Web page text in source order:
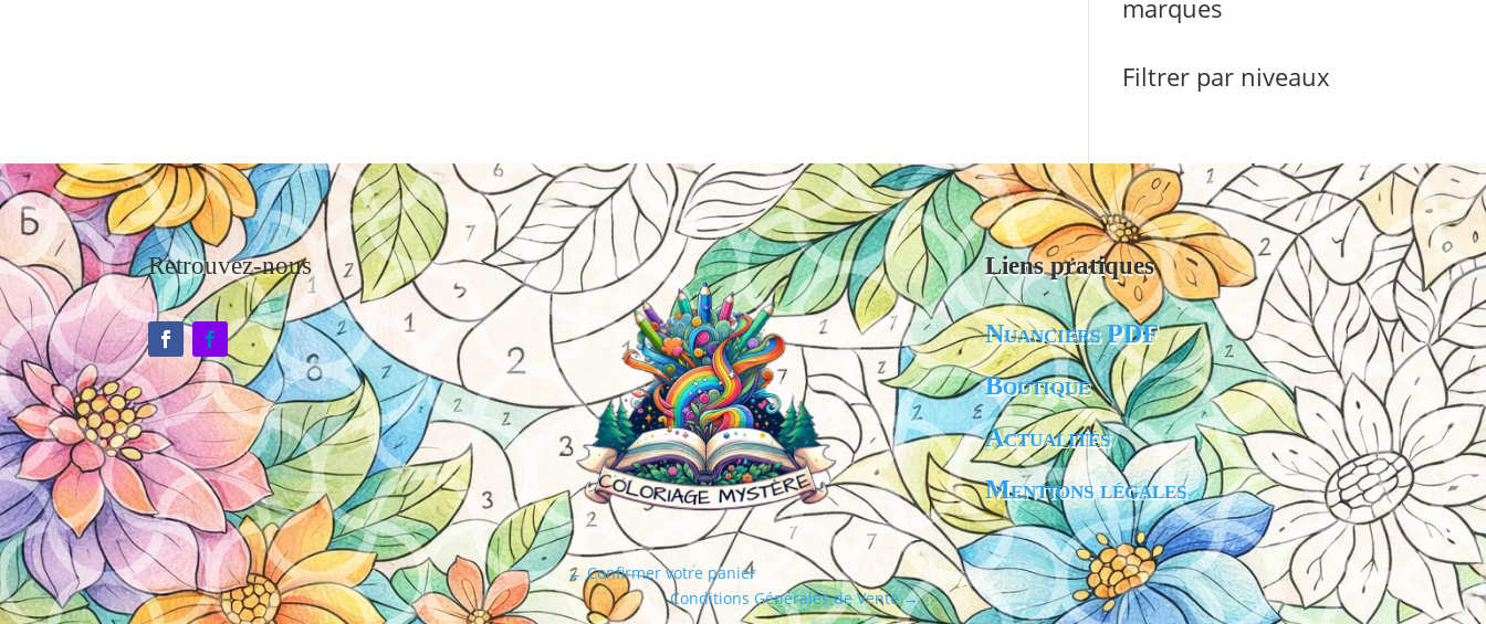
marques
Filtrer par niveaux
Retrouvez-nous
←Confirmer votre panier
Conditions Générales de Vente→
Liens pratiques
Nuanciers PDF
Boutique
Actualités
Mentions légales